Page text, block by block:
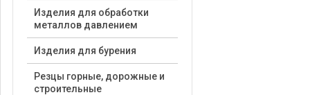
Изделия для обработки
металлов давлением
Изделия для бурения
Резцы горные, дорожные и
строительные